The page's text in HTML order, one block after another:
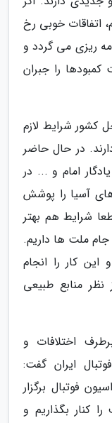
اتفاقات خوبی رخ
ریزی می گردد و
را جبران
کشور شرایط لازم
در حال حاضر
امام و ... در
آسیا را پوشش
شرایط هم بهتر
جام ملت ها داریم.
کار را انجام
منابع طبیعی
اختلافات و
ایران گفت:
فوتبال برگزار
کنار بگذاریم و